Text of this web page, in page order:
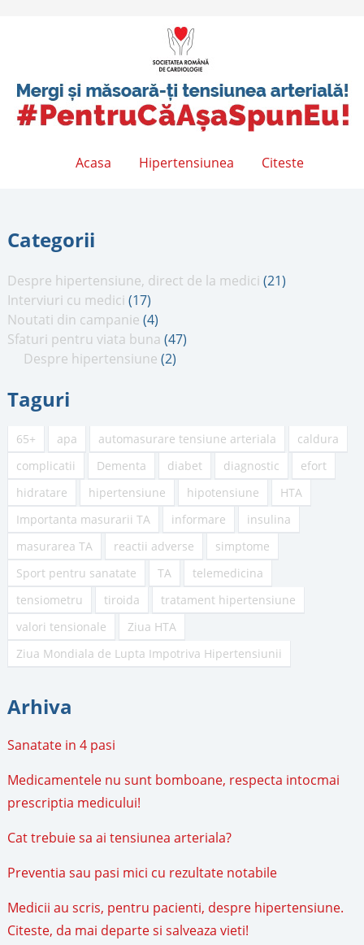
Acasa Hipertensiunea Citeste
Categorii
Despre hipertensiune, direct de la medici (21)
Interviuri cu medici (17)
Noutati din campanie (4)
Sfaturi pentru viata buna (47)
Despre hipertensiune (2)
Taguri
65+ apa automasurare tensiune arteriala
caldura
complicatii
Dementa diabet diagnostic
efort
hidratare
hipertensiune hipotensiune
HTA
Importanta masurarii TA
informare
insulina
masurarea TA
reactii adverse
simptome
Sport pentru sanatate
TA
telemedicina
tensiometru
tiroida
tratament hipertensiune
valori tensionale
Ziua HTA
Ziua Mondiala de Lupta Impotriva Hipertensiunii
Arhiva
Sanatate in 4 pasi
Medicamentele nu sunt bomboane, respecta intocmai
prescriptia medicului!
Cat trebuie sa ai tensiunea arteriala?
Preventia sau pasi mici cu rezultate notabile
Medicii au scris, pentru pacienti, despre hipertensiune.
Citeste, da mai departe si salveaza vieti!